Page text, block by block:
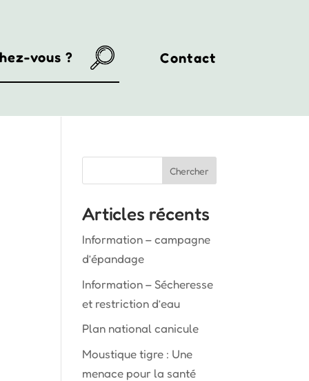
Contact
Chercher
Articles récents
Information – campagne
d’épandage
Information – Sécheresse
et restriction d’eau
Plan national canicule
Moustique tigre : Une
menace pour la santé